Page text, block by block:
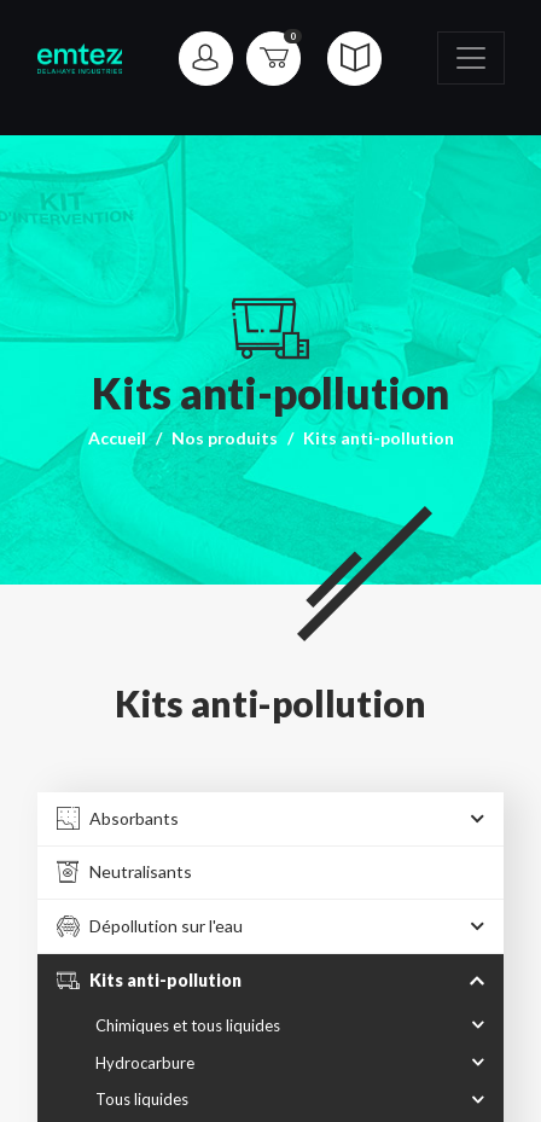
0
Kits anti-pollution
Accueil Nos produits Kits anti-pollution
Kits anti-pollution
Absorbants
Neutralisants
Dépollution sur l'eau
Kits anti-pollution
Chimiques et tous liquides
Hydrocarbure
Tous liquides